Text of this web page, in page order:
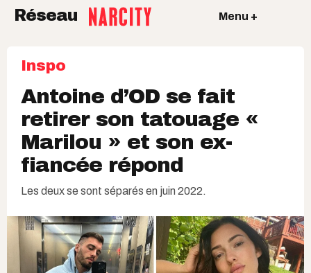
Réseau Menu +
Inspo
Antoine d’OD se fait
retirer son tatouage «
Marilou » et son ex-
fiancée répond
Les deux se sont séparés en juin 2022.